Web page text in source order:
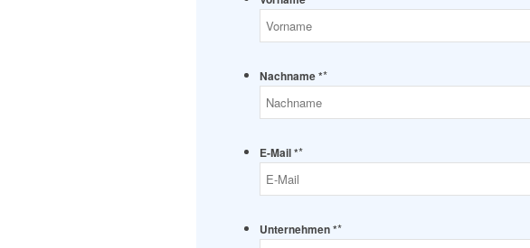
Nachname **
E-Mail **
Unternehmen **